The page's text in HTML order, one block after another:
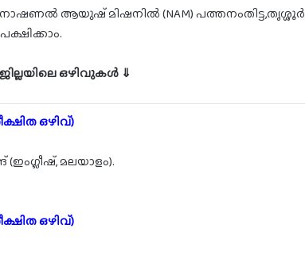
നാഷണൽ ആയുഷ് മിഷനിൽ (NAM) പത്തനംതിട്ട,തൃശ്ശൂർ
ഒഴിവുകൾ ⇓
ഒഴിവ്)
മലയാളം).
ഒഴിവ്)